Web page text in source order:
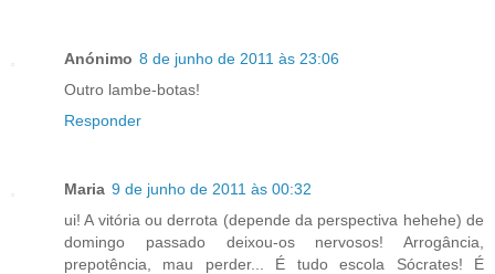
Anónimo 8 de junho de 2011 às 23:06
Outro lambe-botas!
Responder
Maria 9 de junho de 2011 às 00:32
ui! A vitória ou derrota (depende da perspectiva hehehe) de
domingo passado deixou-os nervosos! Arrogância,
prepotência, mau perder... É tudo escola Sócrates! É